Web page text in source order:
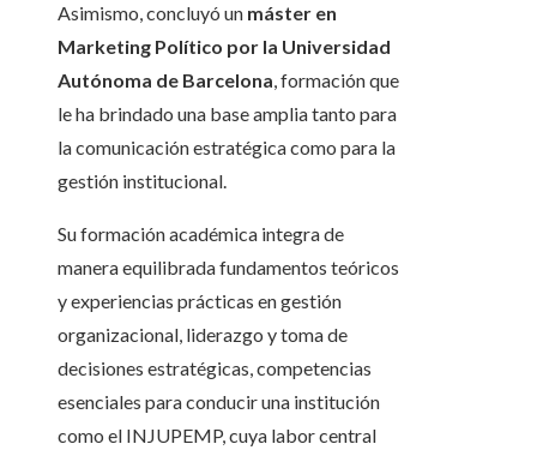
Asimismo, concluyó un máster en
Marketing Político por la Universidad
Autónoma de Barcelona, formación que
le ha brindado una base amplia tanto para
la comunicación estratégica como para la
gestión institucional.
Su formación académica integra de
manera equilibrada fundamentos teóricos
y experiencias prácticas en gestión
organizacional, liderazgo y toma de
decisiones estratégicas, competencias
esenciales para conducir una institución
como el INJUPEMP, cuya labor central